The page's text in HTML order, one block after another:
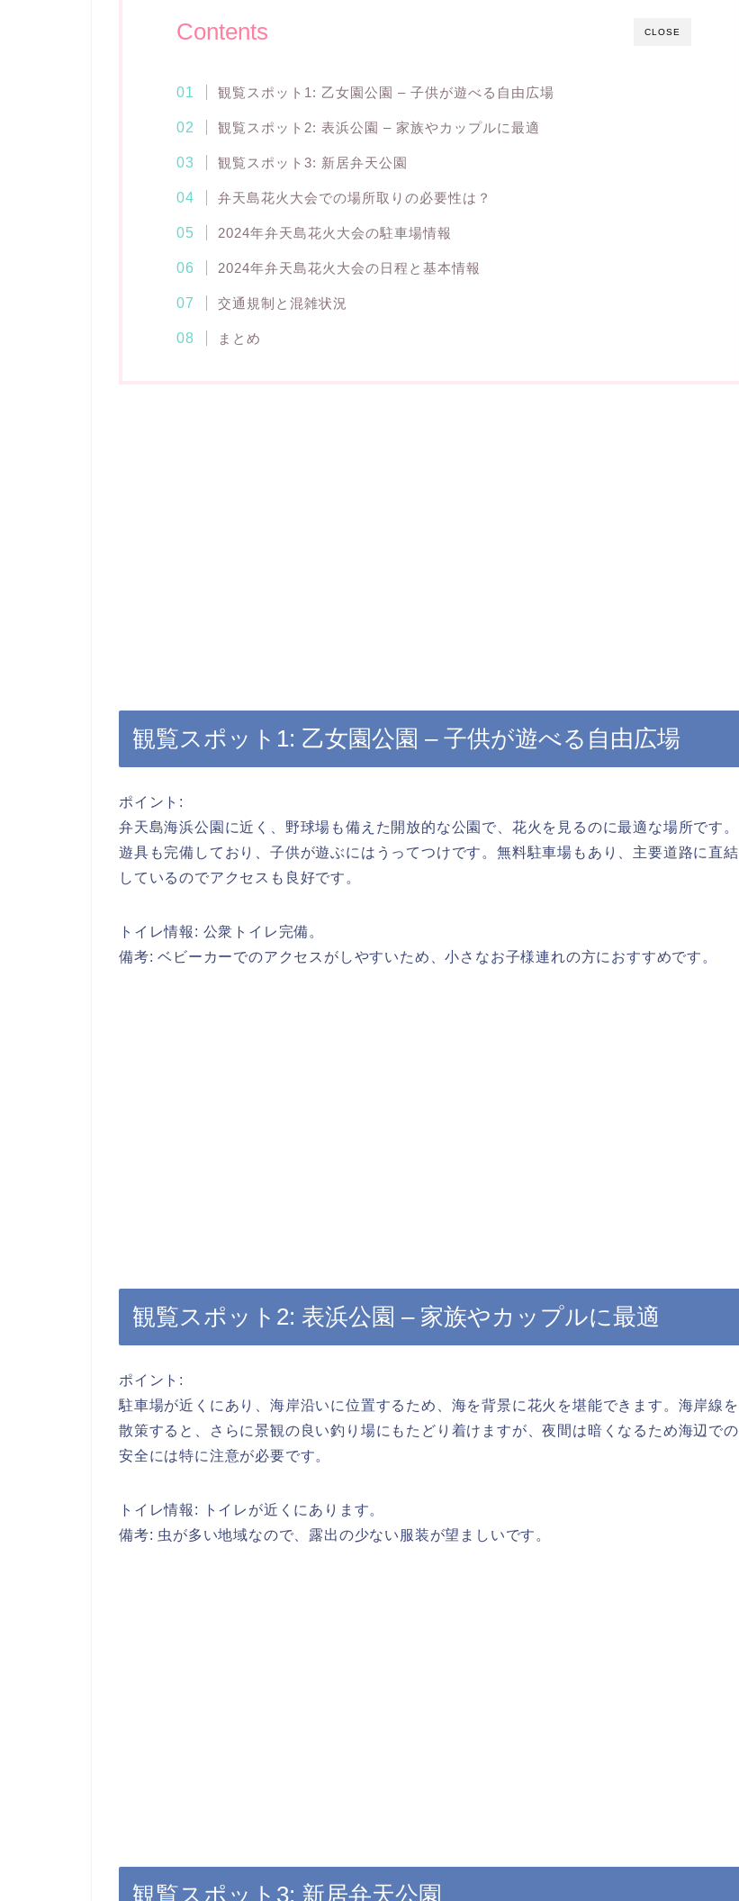
CLOSE
Contents
観覧スポット1: 乙女園公園 – 子供が遊べる自由広場
観覧スポット2: 表浜公園 – 家族やカップルに最適
観覧スポット3: 新居弁天公園
弁天島花火大会での場所取りの必要性は？
2024年弁天島花火大会の駐車場情報
2024年弁天島花火大会の日程と基本情報
交通規制と混雑状況
まとめ
観覧スポット1: 乙女園公園 – 子供が遊べる自由広場
ポイント:
弁天島海浜公園に近く、野球場も備えた開放的な公園で、花火を見るのに最適な場所です。
遊具も完備しており、子供が遊ぶにはうってつけです。 無料駐車場もあり、主要道路に直結
しているのでアクセスも良好です。
トイレ情報: 公衆トイレ完備。
備考: ベビーカーでのアクセスがしやすいため、小さなお子様連れの方におすすめです。
観覧スポット2: 表浜公園 – 家族やカップルに最適
ポイント:
駐車場が近くにあり、海岸沿いに位置するため、海を背景に花火を堪能できます。 海岸線を
散策すると、さらに景観の良い釣り場にもたどり着けますが、夜間は暗くなるため海辺での
安全には特に注意が必要です。
トイレ情報:
トイレが近くにあります。
備考: 虫が多い地域なので、露出の少ない服装が望ましいです。
観覧スポット3: 新居弁天公園